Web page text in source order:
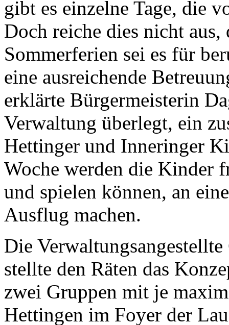
gibt es einzelne Tage, die
Doch reiche dies nicht aus,
Sommerferien sei es für
eine ausreichende
erklärte Bürgermeisterin
Verwaltung überlegt, ein
Hettinger und Inneringer
Woche werden die Kinder
und spielen können, an
Ausflug machen.
Die
stellte den Räten das
zwei Gruppen mit je
Hettingen im Foyer der